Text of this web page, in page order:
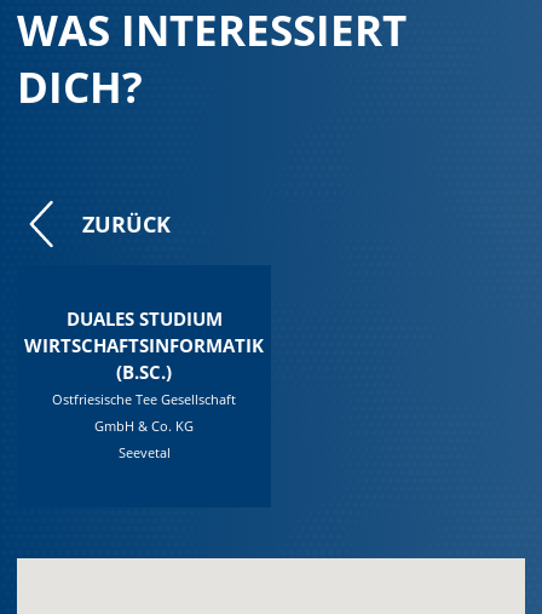
WAS INTERESSIERT
DICH?
ZURÜCK
DUALES STUDIUM
WIRTSCHAFTSINFORMATIK
(B.SC.)
Ostfriesische Tee Gesellschaft
GmbH & Co. KG
Seevetal